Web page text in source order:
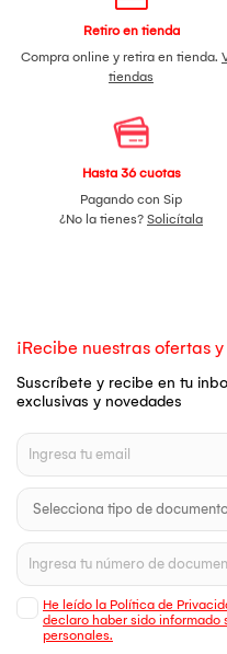
Retiro en tienda
Compra online y retira en tienda.
tiendas
Hasta 36 cuotas
Pagando con Sip
¿No la tienes? Solicítala
¡Recibe nuestras ofertas
Suscríbete y recibe en tu
exclusivas y novedades
He leído la Política de
declaro haber sido informado
personales.